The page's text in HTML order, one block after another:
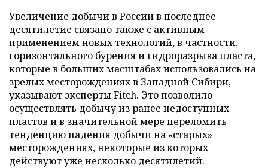
Увеличение добычи в России в последнее
десятилетие связано также с активным
применением новых технологий, в частности,
горизонтального бурения и гидроразрыва пласта,
которые в больших масштабах использовались на
зрелых месторождениях в Западной Сибири,
указывают эксперты Fitch. Это позволило
осуществлять добычу из ранее недоступных
пластов и в значительной мере переломить
тенденцию падения добычи на «старых»
месторождениях, некоторые из которых
действуют уже несколько десятилетий.